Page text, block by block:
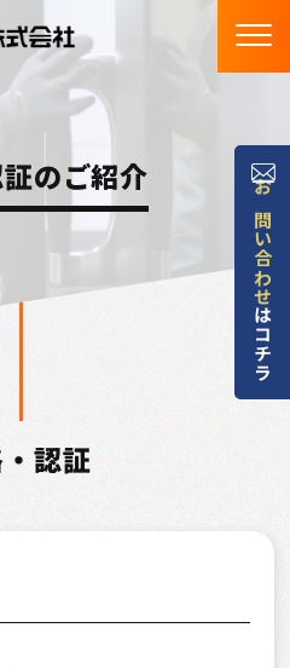
のご紹介
認証
お問い合わせ
はコチラ